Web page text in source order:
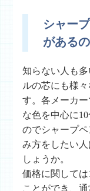
シャー
がある
知らない人も
ルの芯にも様
す。各メーカ
な色を中心に
のでシャープ
み方をしたい
しょうか。
価格に関して
ことができ、